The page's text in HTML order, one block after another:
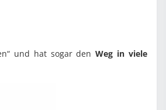
und hat sogar den Weg in viele